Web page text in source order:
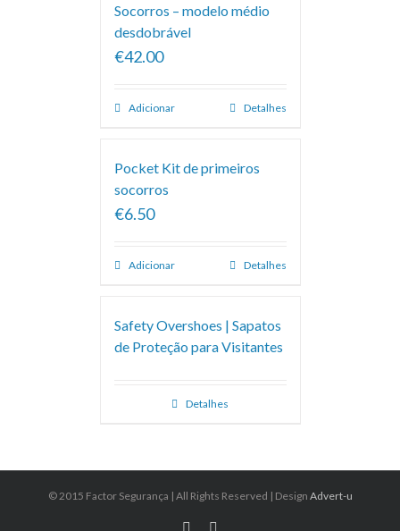
Socorros – modelo médio
desdobrável
€42.00
Adicionar Detalhes
Pocket Kit de primeiros
socorros
€6.50
Adicionar Detalhes
Safety Overshoes | Sapatos
de Proteção para Visitantes
Detalhes
© 2015 Factor Segurança | All Rights Reserved | Design Advert-u